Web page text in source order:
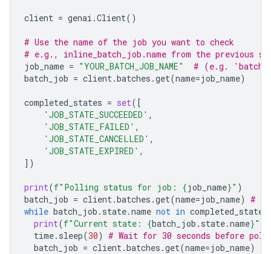
client = genai .Client()
# Use the name of the job you want to check
# e.g., inline_batch_job.name from the previous
job_name = "YOUR_BATCH_JOB_NAME"
# (e.g.
batch_job = client.batches .get(name=job_name)
completed_states = set([
'JOB_STATE_SUCCEEDED' ,
'JOB_STATE_FAILED' ,
'JOB_STATE_CANCELLED' ,
'JOB_STATE_EXPIRED' ,
])
print(f"Polling status for job: {job_name}" )
batch_job = client.batches .get(name=job_name) #
while batch_job . state.name not in completed_states
print(f"Current state: {batch_job . state.name}"
time. sleep(30) # Wait for 30 seconds before
batch_job = client.batches .get(name=job_name)